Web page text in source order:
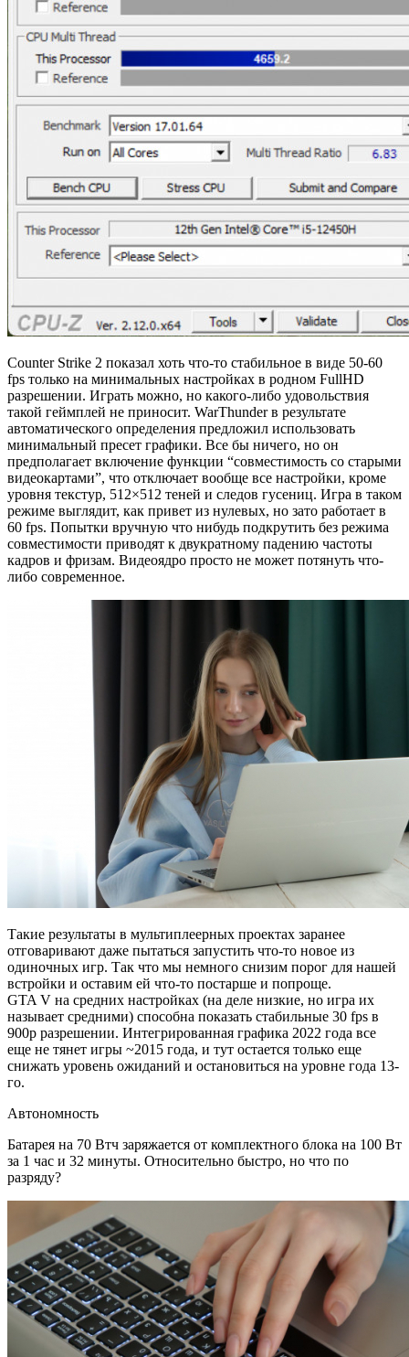
Counter Strike 2 показал хоть что-то стабильное в виде 50-60
fps только на минимальных настройках в родном FullHD
разрешении. Играть можно, но какого-либо удовольствия
такой геймплей не приносит. WarThunder в результате
автоматического определения предложил использовать
минимальный пресет графики. Все бы ничего, но он
предполагает включение функции “совместимость со старыми
видеокартами”, что отключает вообще все настройки, кроме
уровня текстур, 512×512 теней и следов гусениц. Игра в таком
режиме выглядит, как привет из нулевых, но зато работает в
60 fps. Попытки вручную что нибудь подкрутить без режима
совместимости приводят к двукратному падению частоты
кадров и фризам. Видеоядро просто не может потянуть что-
либо современное.
Такие результаты в мультиплеерных проектах заранее
отговаривают даже пытаться запустить что-то новое из
одиночных игр. Так что мы немного снизим порог для нашей
встройки и оставим ей что-то постарше и попроще.
GTA V на средних настройках (на деле низкие, но игра их
называет средними) способна показать стабильные 30 fps в
900p разрешении. Интегрированная графика 2022 года все
еще не тянет игры ~2015 года, и тут остается только еще
снижать уровень ожиданий и остановиться на уровне года 13-
го.
Автономность
Батарея на 70 Втч заряжается от комплектного блока на 100 Вт
за 1 час и 32 минуты. Относительно быстро, но что по
разряду?